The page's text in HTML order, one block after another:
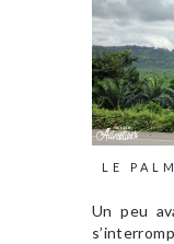
LE
Un peu